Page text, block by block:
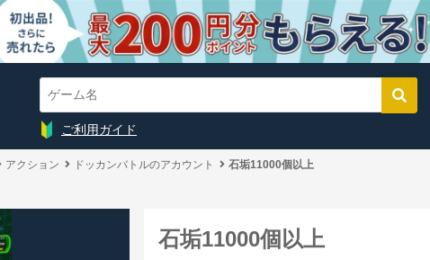
ご利用ガイド
アクション ドッカンバトルのアカウント 石垢11000個以上
石垢11000個以上